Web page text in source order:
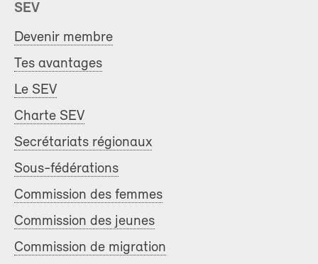
SEV
Devenir membre
Tes avantages
Le SEV
Charte SEV
Secrétariats régionaux
Sous-fédérations
Commission des femmes
Commission des jeunes
Commission de migration